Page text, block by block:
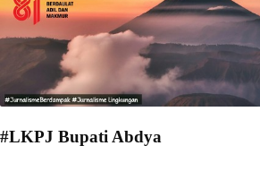
#LKPJ Bupati Abdya